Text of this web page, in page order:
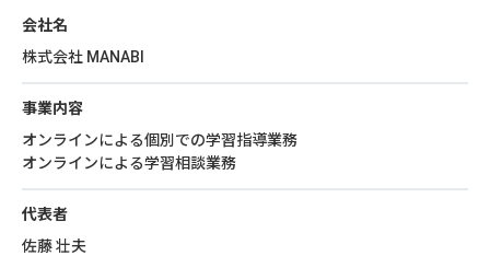
会社名
株式会社 MANABI
事業内容
オンラインによる個別での学習指導業務
オンラインによる学習相談業務
代表者
佐藤 壮夫